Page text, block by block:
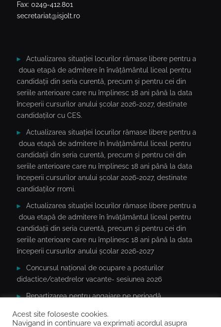
Fax: 0249-412.801
secretariat@isjolt.ro
Actualizarea situației locurilor rămase libere pentru a
doua etapă de admitere în învățământul liceal pentru
candidații din seria curentă, precum și pentru cei din
seriile anterioare care nu împlinesc 18 ani până la data
începerii cursurilor anului școlar 2026-2027, destinate
candidaților cu CES.
Actualizarea situației locurilor rămase libere pentru a
doua etapă de admitere în învățământul liceal pentru
candidații din seria curentă, precum și pentru cei din
seriile anterioare care nu împlinesc 18 ani până la data
începerii cursurilor anului școlar 2026-2027, destinate
candidaților rromi.
Actualizarea situației locurilor rămase libere pentru a
doua etapă de admitere în învățământul liceal pentru
candidații din seria curentă, precum și pentru cei din
seriile anterioare care nu împlinesc 18 ani până la data
începerii cursurilor anului școlar 2026-2027
Concursul național de ocupare a posturilor
didactice/catedrelor vacante- sesiunea 2026
Repartizarea pentru angajare pe perioadă
baza notelor/mediilor la concursurile naționale 2020-2026
Acest site foloseste cookies.
Navigand in continuare va exprimati acordul asupra